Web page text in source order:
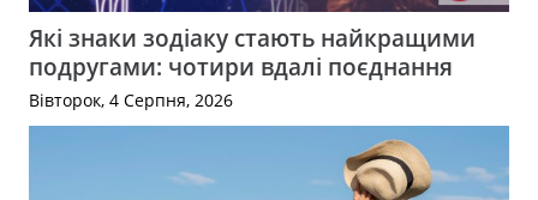
Які знаки зодіаку стають найкращими
подругами: чотири вдалі поєднання
Вівторок, 4 Серпня, 2026